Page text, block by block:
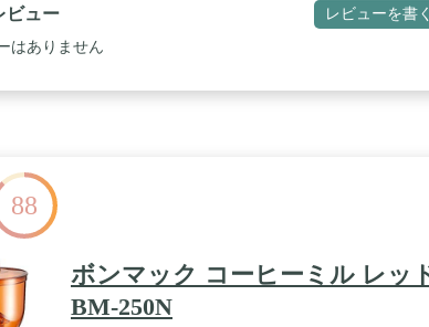
ビュー レビューを書く
はありません
88
ボンマック コーヒーミル レッ
BM-250N